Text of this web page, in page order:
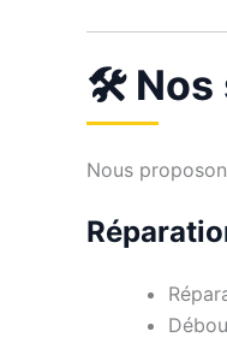
🛠️ Nos
Nous